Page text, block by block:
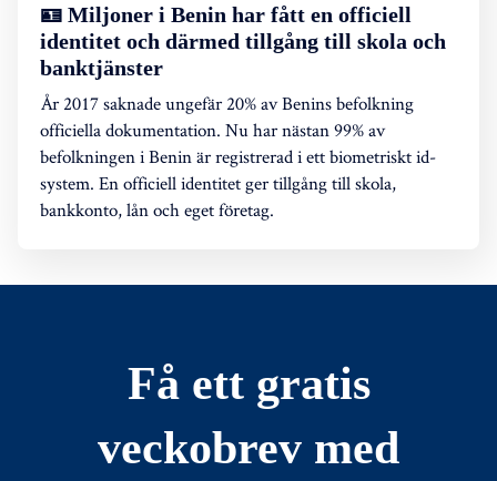
🪪 Miljoner i Benin har fått en officiell
identitet och därmed tillgång till skola och
banktjänster
År 2017 saknade ungefär 20% av Benins befolkning
officiella dokumentation. Nu har nästan 99% av
befolkningen i Benin är registrerad i ett biometriskt id-
system. En officiell identitet ger tillgång till skola,
bankkonto, lån och eget företag.
Få ett gratis
veckobrev med